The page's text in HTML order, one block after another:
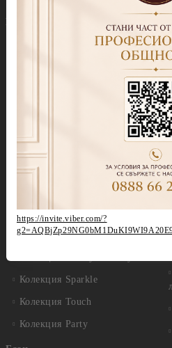
Гел лакове
Колекция Spectrum 7ml
Колекция Spectrum Shot 5гр.
Колекция Mocha Mousse
Колекция Lollipop
Колекция Lipstick
Колекция Cat Eye
Колекция Sparkle
Колекция Touch
Колекция Party
https://invite.viber.com/?